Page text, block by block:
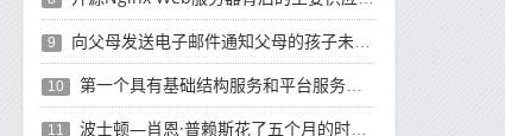
9 向父母发送电子邮件通知父母的孩子未经授权而购买了有关如何退款的产品
10 第一个具有基础结构服务和平台服务的公共云平台
11 波士顿—肖恩·普赖斯花了五个月的时间领导软件巨头SAP的云计算工作